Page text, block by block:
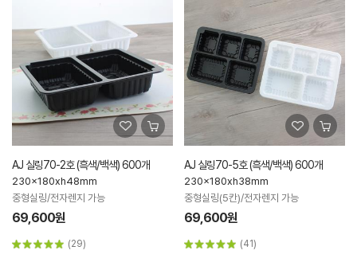
AJ 실링70-2호 (흑색/백색) 600개
230x180xh48mm
중형실링/전자렌지 가능
69,600원
(29)
AJ 실링70-5호 (흑색/백색) 600개
230x180xh38mm
중형실링(5칸)/전자렌지 가능
69,600원
(41)